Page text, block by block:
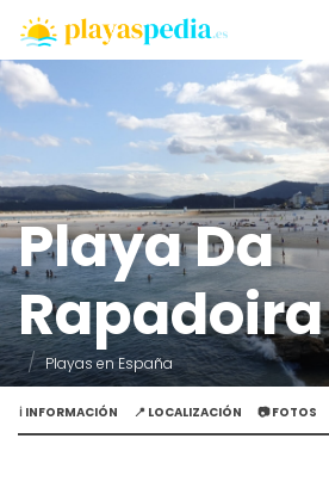
Playa Da
Rapadoira
Playas en España
ℹ️ INFORMACIÓN 📍 LOCALIZACIÓN 📷 FOTOS